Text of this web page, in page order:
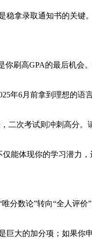
稳拿录取通知书的关键
刷高GPA的最后机会
年6月前拿到理想的
二次考试则冲刺高分。
能体现你的学习潜力
分数论”转向“全人评
大的加分项；如果你